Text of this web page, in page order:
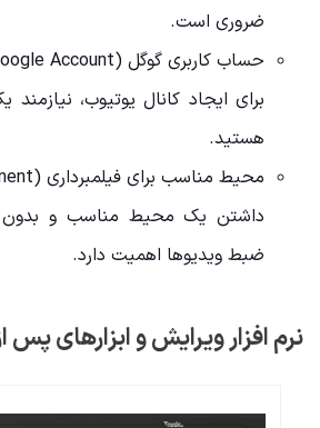
ضروری است.
حساب کاربری گوگل (Google Account):
برای ایجاد کانال یوتیوب،
هستید.
محیط مناسب برای فیلمبرداری (Filming Environment):
داشتن یک محیط مناسب و بدون
ضبط ویدیوها اهمیت دارد.
نرم افزار ویرایش و ابزارهای پس